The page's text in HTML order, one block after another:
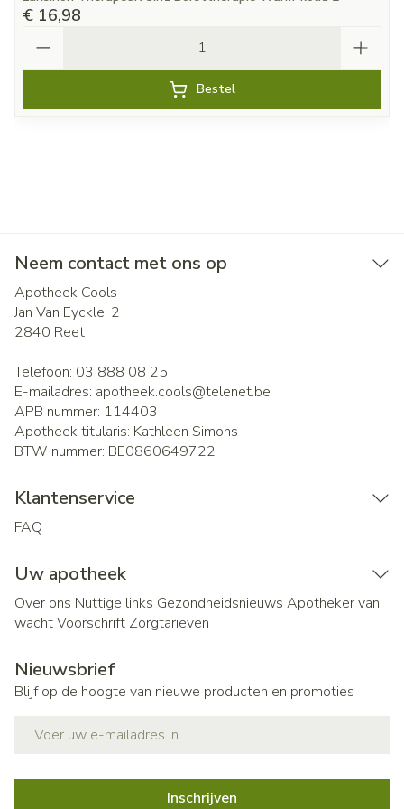
€ 16,98
Bestel
Neem contact met ons op
Apotheek Cools
Jan Van Eycklei 2
2840 Reet
Telefoon: 03 888 08 25
E-mailadres: apotheek.cools@telenet.be
APB nummer: 114403
Apotheek titularis: Kathleen Simons
BTW nummer: BE0860649722
Klantenservice
FAQ
Uw apotheek
Over ons Nuttige links Gezondheidsnieuws Apotheker van
wachtVoorschrift Zorgtarieven
Nieuwsbrief
Blijf op de hoogte van nieuwe producten en promoties
Inschrijven